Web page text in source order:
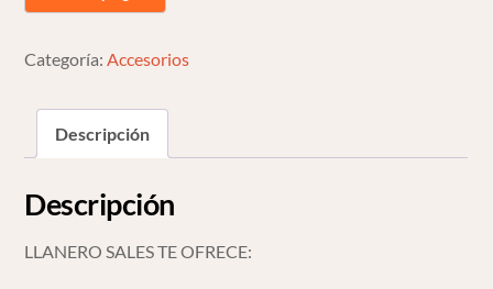
Y
cantidad
Categoría: Accesorios
Descripción
Descripción
LLANERO SALES TE OFRECE: